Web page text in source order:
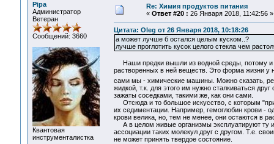
Pipa
Администратор
Ветеран
Сообщений: 3660
Квантовая
инструменталистка
Re: Химия продуктов питания
« Ответ #20 : 26 Января 2018, 11:42:56 »
Цитата: Oleg от 26 Января 2018, 10:18:26
а может лучше б остался целым куском..?
лучше проглотить кусок целого стекла чем
Наши предки вышли из водной среды, потому и
растворенных в ней веществ. Это форма жизни у
сами мы - химические машины. Можно сказать,
жидкой, т.к. для этого им нужно сталкиваться
зажаты соседками, такими же, как они сами.
Отсюда и то большое искусство, с которым
их седиментации. Например, гемоглобин крови -
крови велика, но, тем не менее, они остаются в
А в целом живые организмы эксплуатируют ту
ассоциации таких молекул друг с другом. Т.е.
не может принять твердое состояние.